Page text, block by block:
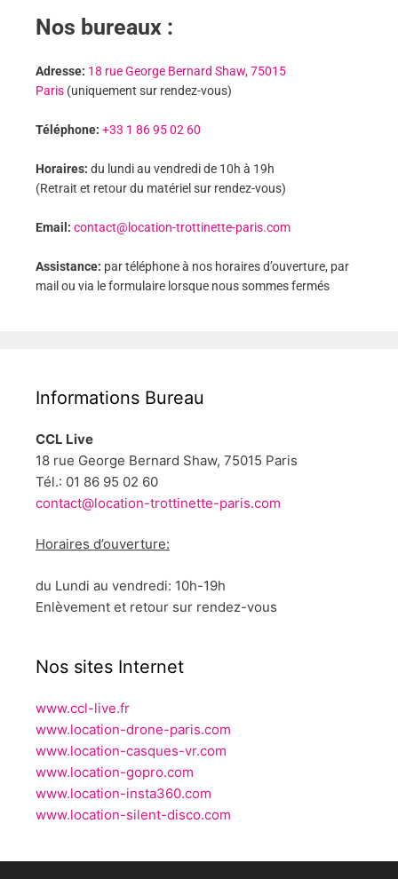
Nos bureaux :
Adresse: 18 rue George Bernard Shaw, 75015
Paris (uniquement sur rendez-vous)
Téléphone: +33 1 86 95 02 60
Horaires: du lundi au vendredi de 10h à 19h
(Retrait et retour du matériel sur rendez-vous)
Email: contact@location-trottinette-paris.com
Assistance: par téléphone à nos horaires d’ouverture, par
mail ou via le formulaire lorsque nous sommes fermés
Informations Bureau
CCL Live
18 rue George Bernard Shaw, 75015 Paris
Tél.: 01 86 95 02 60
contact@location-trottinette-paris.com
Horaires d’ouverture:
du Lundi au vendredi: 10h-19h
Enlèvement et retour sur rendez-vous
Nos sites Internet
www.ccl-live.fr
www.location-drone-paris.com
www.location-casques-vr.com
www.location-gopro.com
www.location-insta360.com
www.location-silent-disco.com